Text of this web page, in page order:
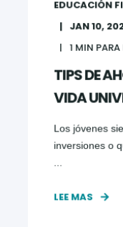
EDUCACIÓN
JAN 10,
1 MIN PARA
TIPS DE
VIDA
Los jóvenes
inversiones o
...
LEE MAS